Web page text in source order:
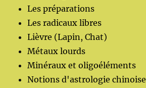
Les préparations
Les radicaux libres
Lièvre (Lapin, Chat)
Métaux lourds
Minéraux et oligoéléments
Notions d'astrologie chinoise